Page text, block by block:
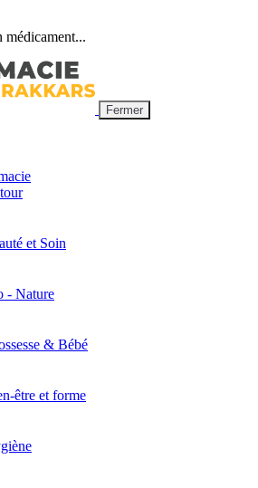
médicament...
Fermer
et Soin
- Nature
& Bébé
être et forme